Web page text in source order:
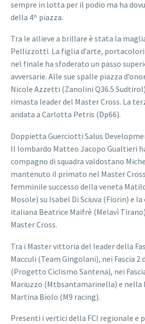
sempre in lotta per il podio ma ha
della 4^ piazza.
Tra le allieve a brillare è stata la
Pellizzotti. La figlia d’arte,
nel finale ha sfoderato un passo
avversarie. Alle sue spalle piazza
Nicole Azzetti (Zanolini Q36.5
rimasta leader del Master Cross. La
andata a Carlotta Petris (Dp66).
Doppietta Guerciotti Salus
Il lombardo Matteo Jacopo Gualtieri
compagno di squadra valdostano
mantenuto il primato nel Master
femminile successo della veneta
Mosole) su Isabel Di Sciuva (Fiorin) e
italiana Beatrice Maifrè (Melavì
Master Cross.
Tra i Master vittoria del leader della
Macculi (Team Gingolani), nei Fascia 2
(Progetto Ciclismo Santena), nei
Mariuzzo (Mtbsantamarinella) e nella
Martina Biolo (M9 racing).
Presenti i vertici della FCI regionale e